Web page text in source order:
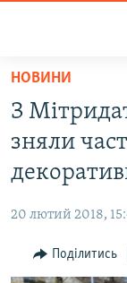
Перейти
основного
матеріалу
до
основної
Перейти
до
ВОДА.КРИМ
БЛОГИ
ПОГЛЯД
НОВИНИ
З
зняли
20 лютий 2018,
Поділитись